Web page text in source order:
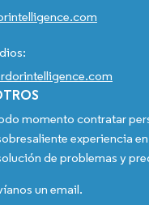
momento contratar
experiencia
de problemas y
un email.